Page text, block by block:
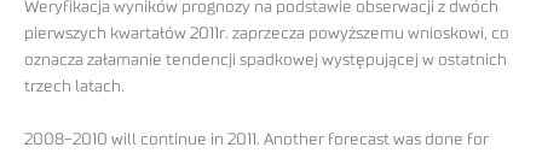
Weryfikacja wyników prognozy na podstawie obserwacji z dwóch
pierwszych kwartałów 2011r. zaprzecza powyższemu wnioskowi, co
oznacza załamanie tendencji spadkowej występującej w ostatnich
trzech latach.
2008-2010 will continue in 2011. Another forecast was done for